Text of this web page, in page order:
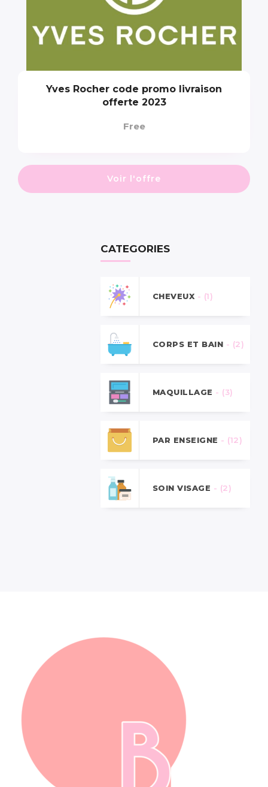
Yves Rocher code promo livraison
offerte 2023
Free
Voir l'offre
CATEGORIES
CHEVEUX - (1)
CORPS ET BAIN - (2)
MAQUILLAGE - (3)
PAR ENSEIGNE - (12)
SOIN VISAGE - (2)